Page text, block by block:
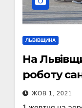
ЛЬВІВЩИНА
На
роботу
ЖОВ 1, 2021